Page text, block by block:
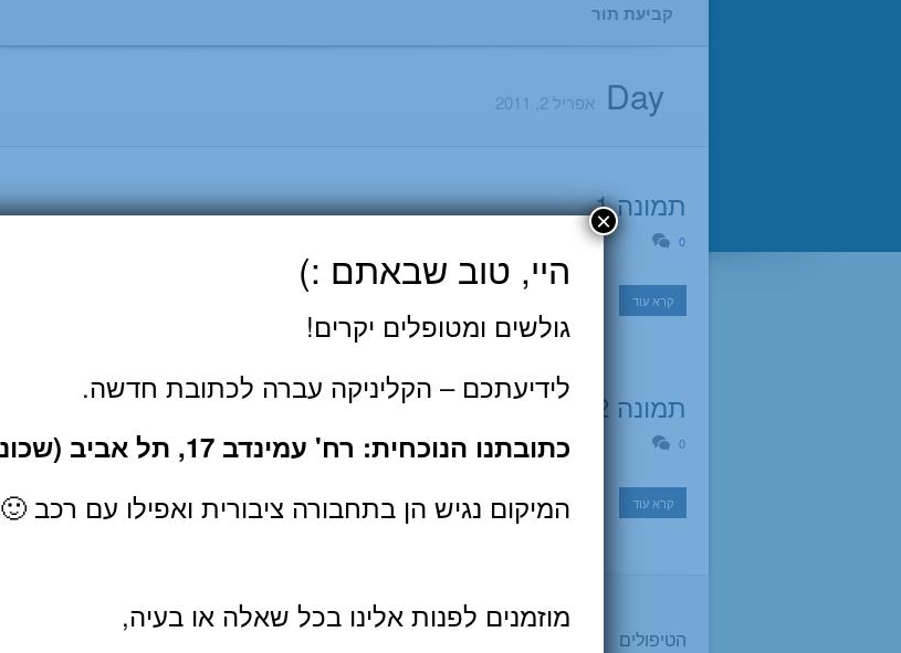
קביעת תור
Day אפריל 2, 2011
תמונה 1
0
קרא עוד
תמונה 2
0
קרא עוד
אודות הטיפולים
היי, טוב שבאתם :)
גולשים ומטופלים יקרים!
לידיעתכם – הקליניקה עברה לכתובת חדשה.
כתובתנו הנוכחית: רח' עמינדב 17, תל אביב (שכונת ביצרון).
המיקום נגיש הן בתחבורה ציבורית ואפילו עם רכב 🙂
מוזמנים לפנות אלינו בכל שאלה או בעיה,
×